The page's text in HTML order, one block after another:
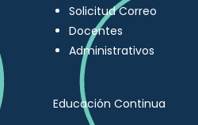
Solicitud Correo
Docentes
Administrativos
Educación Continua